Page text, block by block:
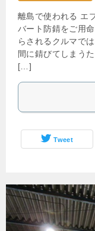
離島で使われる エ
バート防錆をご用
らされるクルマで
間に錆びてしまう
[…]
Tweet